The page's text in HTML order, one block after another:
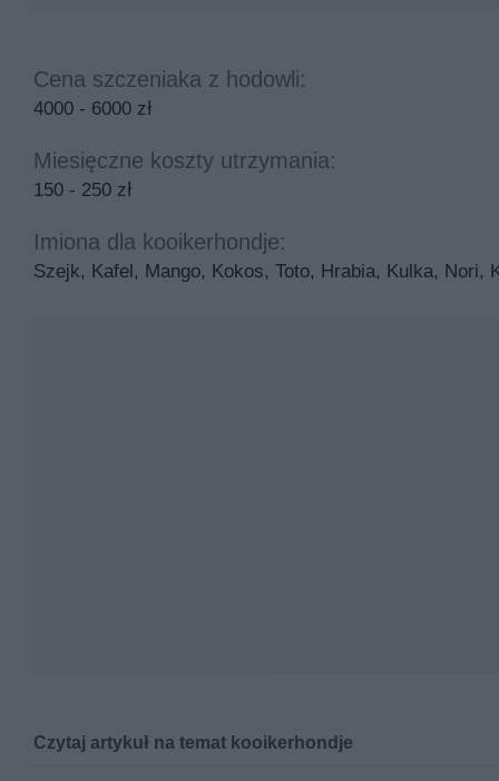
Cena szczeniaka z hodowli:
4000 - 6000 zł
Miesięczne koszty utrzymania:
150 - 250 zł
Imiona dla kooikerhondje:
Szejk, Kafel, Mango, Kokos, Toto, Hrabia, Kulka, Nori,
Czytaj artykuł na temat kooikerhondje